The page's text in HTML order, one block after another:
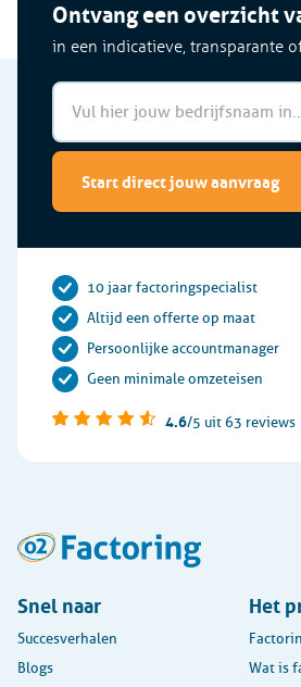
Ontvang een overzicht
in een indicatieve, transparante
Start direct jouw aanvraag
10 jaar factoringspecialist
Altijd een offerte op maat
Persoonlijke accountmanager
Geen minimale omzeteisen
4.6/5 uit 63 reviews
Snel naar
Succesverhalen
Blogs
Het
Wat is